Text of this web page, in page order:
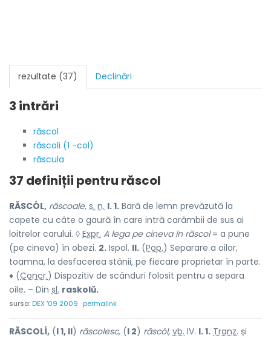
rezultate (37) Declinări
3 intrări
răscol
răscoli (1 -col)
răscula
37 definiții pentru răscol
RĂSCÓL, răscoale, s. n. I. 1. Bară de lemn prevăzută la
capete cu câte o gaură în care intră carâmbii de sus ai
loitrelor carului. ◊ Expr. A lega pe cineva în răscol= a pune
(pe cineva) în obezi. 2. Ispol. II. (Pop.) Separare a oilor,
toamna, la desfacerea stânii, pe fiecare proprietar în parte.
♦ (Concr.) Dispozitiv de scânduri folosit pentru a separa
oile. – Din sl. raskolŭ.
sursa:DEX '09 2009 permalink
RĂSCOLÍ, (I 1, II) răscolesc, (I 2) răscól, vb. IV. I. 1. Tranz. și